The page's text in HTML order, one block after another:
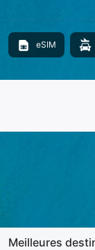
eSIM
Meilleures